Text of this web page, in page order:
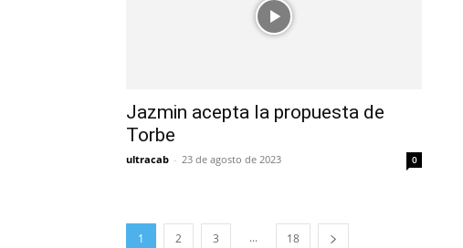
Jazmin acepta la propuesta de
Torbe
ultracab - 23 de agosto de 2023 0
1 2 3 ... 18